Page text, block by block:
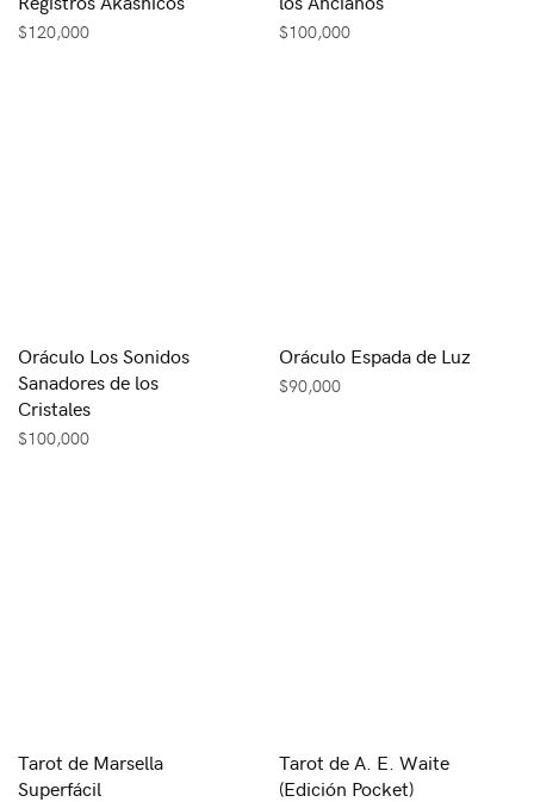
$120,000 $100,000
Oráculo Los Sonidos
Sanadores de los
Cristales
$100,000
Oráculo Espada de Luz
$90,000
Tarot de Marsella
Superfácil
Tarot de A. E. Waite
(Edición Pocket)